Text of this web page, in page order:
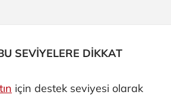
SEVİYELERE DİKKAT
için destek seviyesi olarak